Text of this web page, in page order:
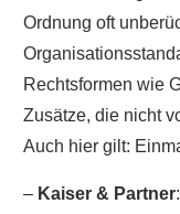
Ordnung oft
Rechtsformen wie
Zusätze, die nicht
Auch hier gilt:
– Kaiser & Partner